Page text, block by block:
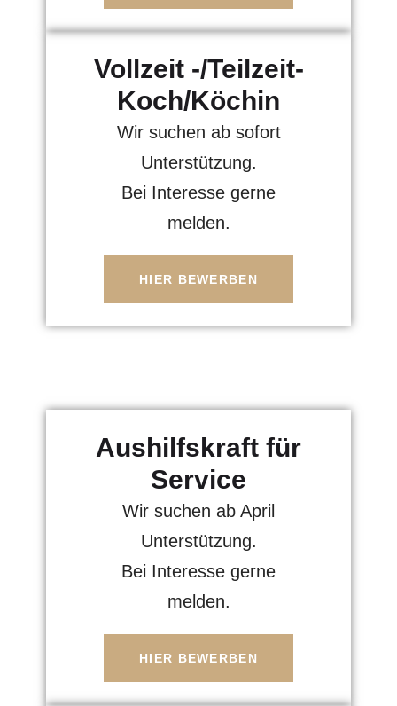
Vollzeit -/Teilzeit-
Koch/Köchin
Wir suchen ab sofort
Unterstützung.
Bei Interesse gerne
melden.
HIER BEWERBEN
Aushilfskraft für
Service
Wir suchen ab April
Unterstützung.
Bei Interesse gerne
melden.
HIER BEWERBEN